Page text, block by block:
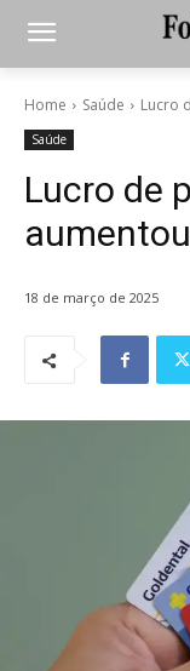
Home Saúde Lucro
Saúde
Lucro de
18 de março de 2025